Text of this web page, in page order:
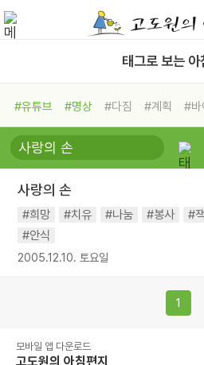
태그로 보는 아
#유튜브 #명상 #다짐 #계획 #바
#비전캠프
#독서캠프 #삶
#희망
#나눔 #친구 #링컨학교
#독서
#건강
사랑의 손
#희망 #치유 #나눔 #봉사 #
#안식
2005.12.10. 토요일
1
모바일 앱 다운로드
고도원의 아침편지